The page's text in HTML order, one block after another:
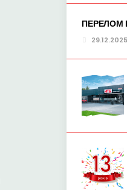
ПЕРЕЛОМ
29.12.2025